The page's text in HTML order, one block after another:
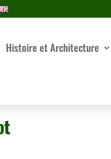
Histoire et Architecture